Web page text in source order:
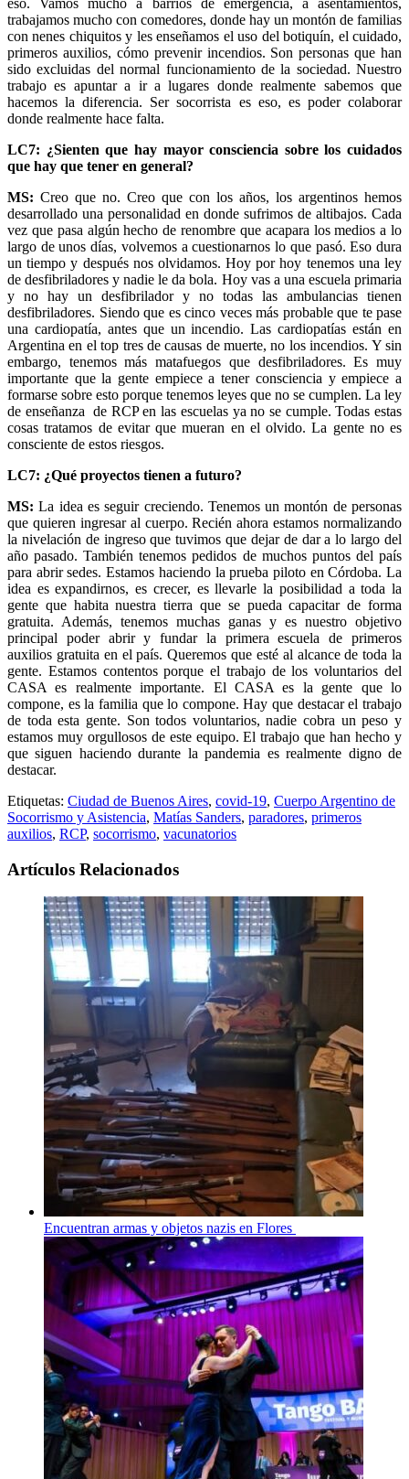
trabajamos mucho con comedores, donde hay un montón de familias
con nenes chiquitos y les enseñamos el uso del botiquín, el cuidado,
primeros auxilios, cómo prevenir incendios. Son personas que han
sido excluidas del normal funcionamiento de la sociedad. Nuestro
trabajo es apuntar a ir a lugares donde realmente sabemos que
hacemos la diferencia. Ser socorrista es eso, es poder colaborar
donde realmente hace falta.
LC7: ¿Sienten que hay mayor consciencia sobre los cuidados
que hay que tener en general?
MS: Creo que no. Creo que con los años, los argentinos hemos
desarrollado una personalidad en donde sufrimos de altibajos. Cada
vez que pasa algún hecho de renombre que acapara los medios a lo
largo de unos días, volvemos a cuestionarnos lo que pasó. Eso dura
un tiempo y después nos olvidamos. Hoy por hoy tenemos una ley
de desfibriladores y nadie le da bola. Hoy vas a una escuela primaria
y no hay un desfibrilador y no todas las ambulancias tienen
desfibriladores. Siendo que es cinco veces más probable que te pase
una cardiopatía, antes que un incendio. Las cardiopatías están en
Argentina en el top tres de causas de muerte, no los incendios. Y sin
embargo, tenemos más matafuegos que desfibriladores. Es muy
importante que la gente empiece a tener consciencia y empiece a
formarse sobre esto porque tenemos leyes que no se cumplen. La ley
de enseñanza de RCP en las escuelas ya no se cumple. Todas estas
cosas tratamos de evitar que mueran en el olvido. La gente no es
consciente de estos riesgos.
LC7: ¿Qué proyectos tienen a futuro?
MS: La idea es seguir creciendo. Tenemos un montón de personas
que quieren ingresar al cuerpo. Recién ahora estamos normalizando
la nivelación de ingreso que tuvimos que dejar de dar a lo largo del
año pasado. También tenemos pedidos de muchos puntos del país
para abrir sedes. Estamos haciendo la prueba piloto en Córdoba. La
idea es expandirnos, es crecer, es llevarle la posibilidad a toda la
gente que habita nuestra tierra que se pueda capacitar de forma
gratuita. Además, tenemos muchas ganas y es nuestro objetivo
principal poder abrir y fundar la primera escuela de primeros
auxilios gratuita en el país. Queremos que esté al alcance de toda la
gente. Estamos contentos porque el trabajo de los voluntarios del
CASA es realmente importante. El CASA es la gente que lo
compone, es la familia que lo compone. Hay que destacar el trabajo
de toda esta gente. Son todos voluntarios, nadie cobra un peso y
estamos muy orgullosos de este equipo. El trabajo que han hecho y
que siguen haciendo durante la pandemia es realmente digno de
destacar.
Etiquetas: Ciudad de Buenos Aires, covid-19, Cuerpo Argentino de
Socorrismo y Asistencia, Matías Sanders, paradores, primeros
auxilios, RCP, socorrismo, vacunatorios
Artículos Relacionados
Encuentran armas y objetos nazis en Flores